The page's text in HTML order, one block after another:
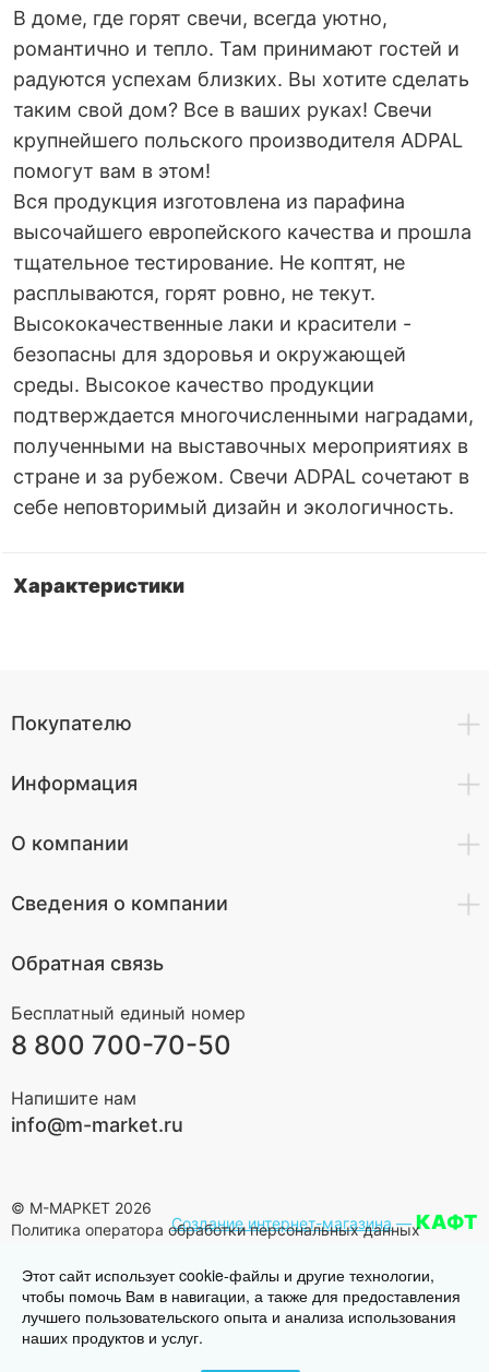
В доме, где горят свечи, всегда уютно,
романтично и тепло. Там принимают гостей и
радуются успехам близких. Вы хотите сделать
таким свой дом? Все в ваших руках! Свечи
крупнейшего польского производителя ADPAL
помогут вам в этом!
Вся продукция изготовлена из парафина
высочайшего европейского качества и прошла
тщательное тестирование. Не коптят, не
расплываются, горят ровно, не текут.
Высококачественные лаки и красители -
безопасны для здоровья и окружающей
среды. Высокое качество продукции
подтверждается многочисленными наградами,
полученными на выставочных мероприятиях в
стране и за рубежом. Свечи ADPAL сочетают в
себе неповторимый дизайн и экологичность.
Характеристики
Покупателю
Информация
О компании
Сведения о компании
Обратная связь
Бесплатный единый номер
8 800 700-70-50
Напишите нам
info@m-market.ru
© М-МАРКЕТ 2026
Политика оператора обработки персональных данных
Создание интернет-магазина—КАФТ
Этот сайт использует cookie-файлы и другие технологии,
чтобы помочь Вам в навигации, а также для предоставления
лучшего пользовательского опыта и анализа использования
наших продуктов и услуг.